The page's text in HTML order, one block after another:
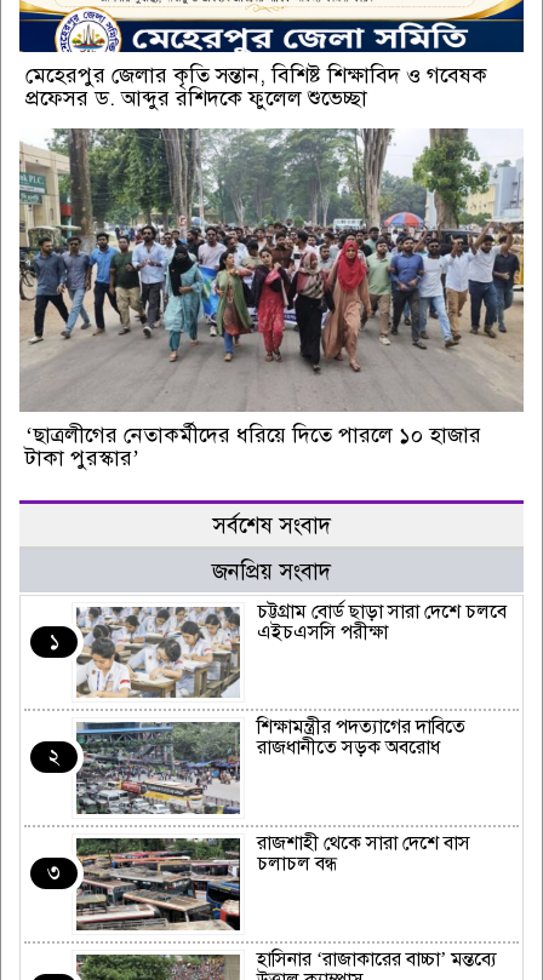
মেহেরপুর জেলার কৃতি সন্তান, বিশিষ্ট শিক্ষাবিদ ও গবেষক
প্রফেসর ড. আব্দুর রশিদকে ফুলেল শুভেচ্ছা
‘ছাত্রলীগের নেতাকর্মীদের ধরিয়ে দিতে পারলে ১০ হাজার
টাকা পুরস্কার’
সর্বশেষ সংবাদ
জনপ্রিয় সংবাদ
১
চট্টগ্রাম বোর্ড ছাড়া সারা দেশে চলবে
এইচএসসি পরীক্ষা
২
শিক্ষামন্ত্রীর পদত্যাগের দাবিতে
রাজধানীতে সড়ক অবরোধ
৩
রাজশাহী থেকে সারা দেশে বাস
চলাচল বন্ধ
হাসিনার ‘রাজাকারের বাচ্চা’ মন্তব্যে